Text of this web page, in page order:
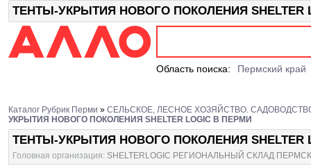
ТЕНТЫ-УКРЫТИЯ НОВОГО ПОКОЛЕНИЯ SHELTER
Область поиска: Пермский край
Каталог Рубрик Перми » СЕЛЬСКОЕ, ЛЕСНОЕ ХОЗЯЙСТВО.
УКРЫТИЯ НОВОГО ПОКОЛЕНИЯ SHELTER LOGIC В ПЕРМИ
ТЕНТЫ-УКРЫТИЯ НОВОГО ПОКОЛЕНИЯ SHELTER
Головная организация: SHELTERLOGIC РЕГИОНАЛЬНЫЙ СКЛАД